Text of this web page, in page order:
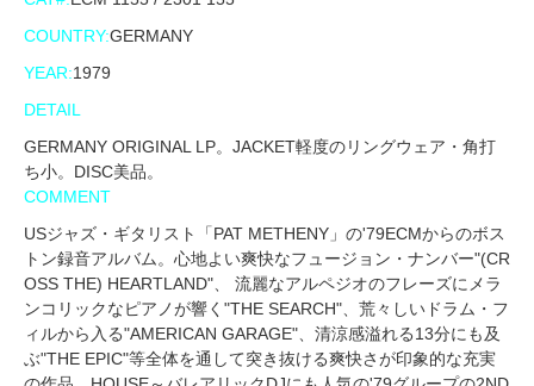
COUNTRY:GERMANY
YEAR:1979
DETAIL
GERMANY ORIGINAL LP。JACKET軽度のリングウェア・角打
ち小。DISC美品。
COMMENT
USジャズ・ギタリスト「PAT METHENY」の'79ECMからのボス
トン録音アルバム。心地よい爽快なフュージョン・ナンバー"(CR
OSS THE) HEARTLAND"、 流麗なアルペジオのフレーズにメラ
ンコリックなピアノが響く"THE SEARCH"、荒々しいドラム・フ
ィルから入る"AMERICAN GARAGE"、清涼感溢れる13分にも及
ぶ"THE EPIC"等全体を通して突き抜ける爽快さが印象的な充実